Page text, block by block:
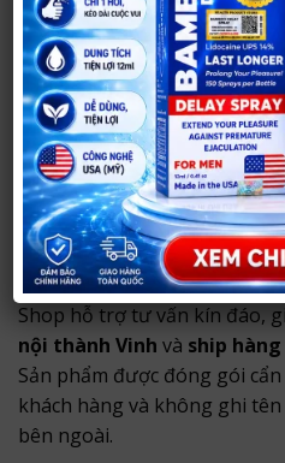
Đóng gói kín đáo, không
cảm bên ngoài.
Shop hỗ trợ tư vấn riêng tư,
Vinhvà ship toàn quốc với
đáo, bảo mật thông tin
Thông tin mua hàng
37
Shop hỗ trợ tư vấn kín đáo,
nội thành Vinh và ship
Sản phẩm được đóng gói
khách hàng và không ghi
bên ngoài.